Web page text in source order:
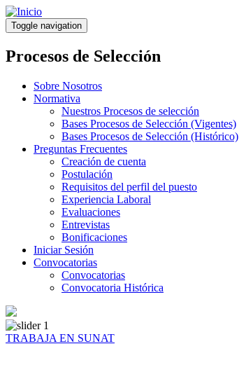
Pasar
al
contenido
principal
Toggle navigation
Procesos de Selección
Sobre Nosotros
Normativa
Nuestros Procesos de selección
Bases Procesos de Selección (Vigentes)
Bases Procesos de Selección (Histórico)
Preguntas Frecuentes
Creación de cuenta
Postulación
Requisitos del perfil del puesto
Experiencia Laboral
Evaluaciones
Entrevistas
Bonificaciones
Iniciar Sesión
Convocatorias
Convocatorias
Convocatoria Histórica
TRABAJA EN SUNAT